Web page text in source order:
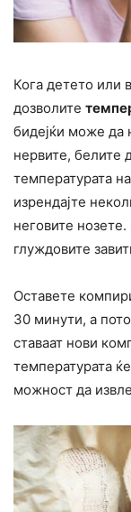
Кога детето или
дозволите
бидејќи може да
нервите, белите
температурата
изрендајте
неговите
глуждовите
Оставете
30 минути, а
ставаат нови
температурата
можност да